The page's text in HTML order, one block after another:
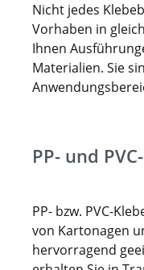
Nicht jedes
Vorhaben in
Ihnen
Materialien. Sie
PP- und
PP- bzw. PVC-
von Kartonagen
hervorragend